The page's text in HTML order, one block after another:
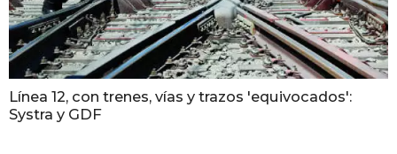
Línea 12, con trenes, vías y trazos 'equivocados':
Systra y GDF